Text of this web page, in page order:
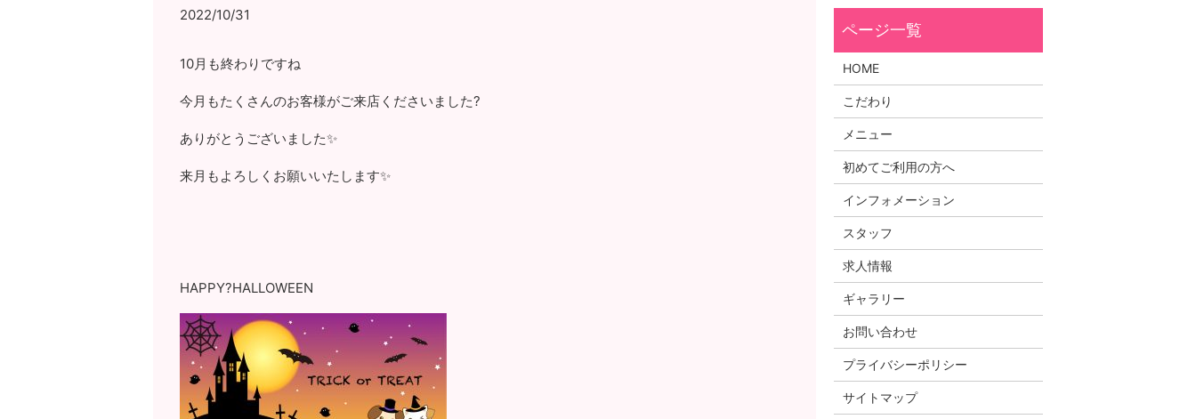
2022/10/31
10月も終わりですね
今月もたくさんのお客様がご来店くださいました?
ありがとうございました✨
来月もよろしくお願いいたします✨
HAPPY?HALLOWEEN
HOME
こだわり
メニュー
初めてご利用の方へ
インフォメーション
スタッフ
求人情報
ギャラリー
お問い合わせ
プライバシーポリシー
サイトマップ